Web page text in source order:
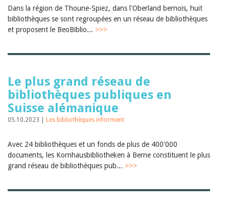
Dans la région de Thoune-Spiez, dans l'Oberland bernois, huit
bibliothèques se sont regroupées en un réseau de bibliothèques
et proposent le BeoBiblio... >>>
Le plus grand réseau de
bibliothèques publiques en
Suisse alémanique
05.10.2023 | Les bibliothèques informent
Avec 24 bibliothèques et un fonds de plus de 400'000
documents, les Kornhausbibliotheken à Berne constituent le plus
grand réseau de bibliothèques pub... >>>